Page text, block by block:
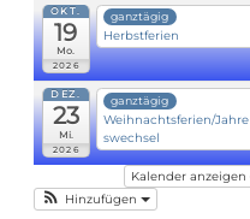
OKT.
19
Mo.
2026
ganztägig
Herbstferien
DEZ.
23
Mi.
2026
ganztägig
Weihnachtsferien/Jahre
swechsel
Kalender anzeigen
Hinzufügen